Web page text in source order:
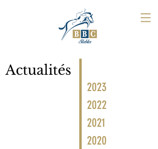
Actualités
2023
2022
2021
2020